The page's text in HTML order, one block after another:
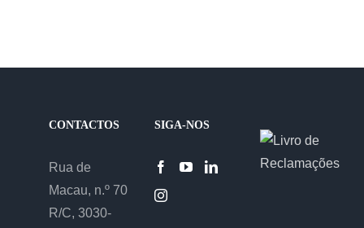
CONTACTOS
Rua de
Macau, n.º 70
R/C, 3030-
SIGA-NOS